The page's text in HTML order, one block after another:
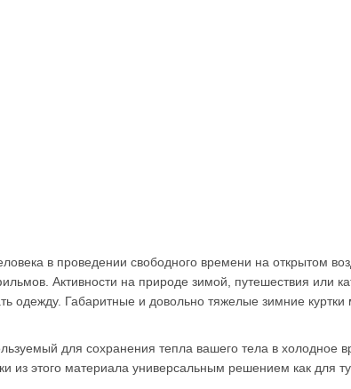
в проведении свободного времени на открытом
Активности на природе зимой, путешествия или
одежду. Габаритные и довольно тяжелые зимние
для сохранения тепла вашего тела в
из этого материала универсальным решением как для